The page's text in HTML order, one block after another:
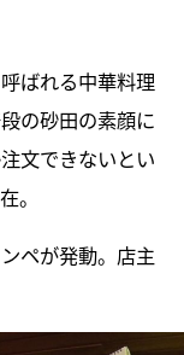
ばれる中華料理
の砂田の素顔に
文できないとい
。
ペが発動。店主